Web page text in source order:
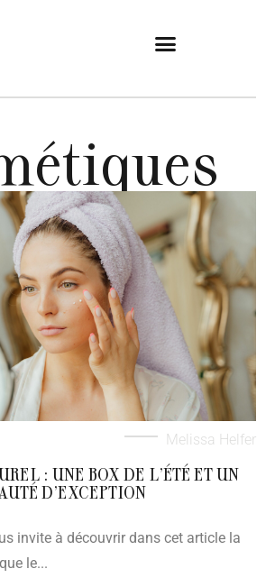
Melissa Helfer
: UNE BOX DE L’ÉTÉ ET UN
D’EXCEPTION
invite à découvrir dans cet article la
le...